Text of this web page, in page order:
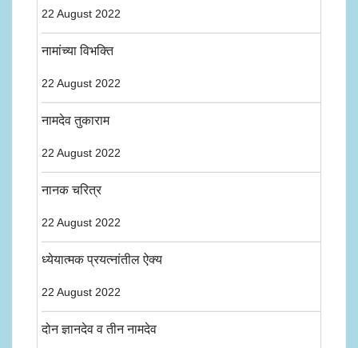
22 August 2022
नामांच्या विभक्ति
22 August 2022
नामदेव तुकाराम
22 August 2022
नानक चरित्र
22 August 2022
ध्येयात्मक प्रयत्नांतील ऐक्य
22 August 2022
दोन ज्ञानदेव व तीन नामदेव